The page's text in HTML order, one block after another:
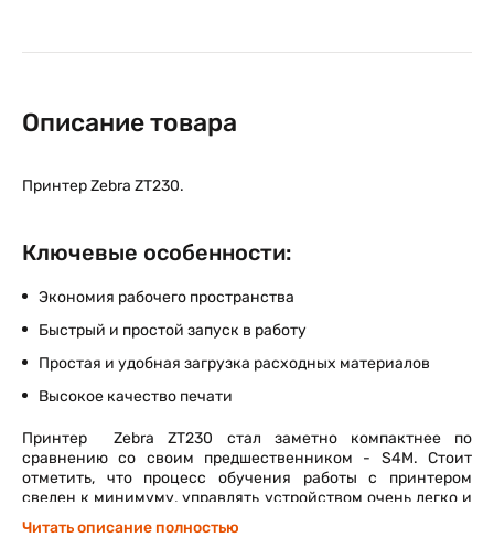
Описание товара
Принтер Zebra ZT230.
Ключевые особенности:
Экономия рабочего пространства
Быстрый и простой запуск в работу
Простая и удобная загрузка расходных материалов
Высокое качество печати
Принтер Zebra ZT230 стал заметно компактнее по
сравнению со своим предшественником - S4M. Стоит
отметить, что процесс обучения работы с принтером
сведен к минимуму, управлять устройством очень легко и
удобно. Благодаря высокой надежности, время простоя
принтера сводится к минимуму. Все эти факторы
Читать описание полностью